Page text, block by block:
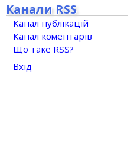
Канали RSS
Канал публікацій
Канал коментарів
Що таке RSS?
Вхід